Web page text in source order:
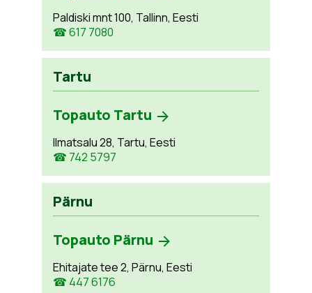
Paldiski mnt 100, Tallinn, Eesti
☎ 617 7080
Tartu
Topauto Tartu
Ilmatsalu 28, Tartu, Eesti
☎ 742 5797
Pärnu
Topauto Pärnu
Ehitajate tee 2, Pärnu, Eesti
☎ 447 6176